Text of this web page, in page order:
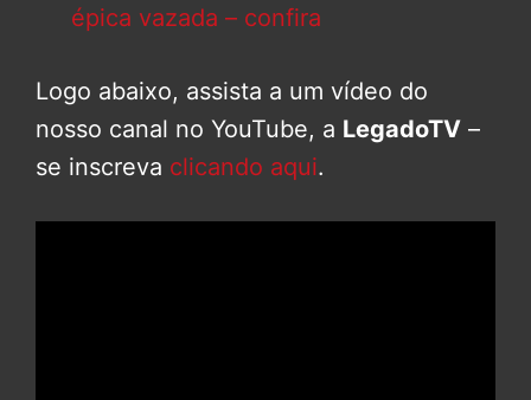
épica vazada – confira
Logo abaixo, assista a um vídeo do
nosso canal no YouTube, a LegadoTV –
se inscreva clicando aqui.